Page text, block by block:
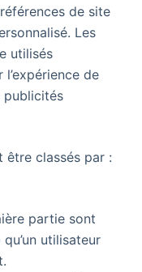
de site
Les
utilisés
de
publicités
être classés par :
partie sont
utilisateur